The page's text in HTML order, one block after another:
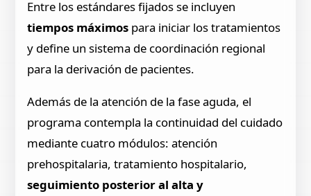
Entre los estándares fijados se incluyen
tiempos máximos para iniciar los tratamientos
y define un sistema de coordinación regional
para la derivación de pacientes.
Además de la atención de la fase aguda, el
programa contempla la continuidad del cuidado
mediante cuatro módulos: atención
prehospitalaria, tratamiento hospitalario,
seguimiento posterior al alta y